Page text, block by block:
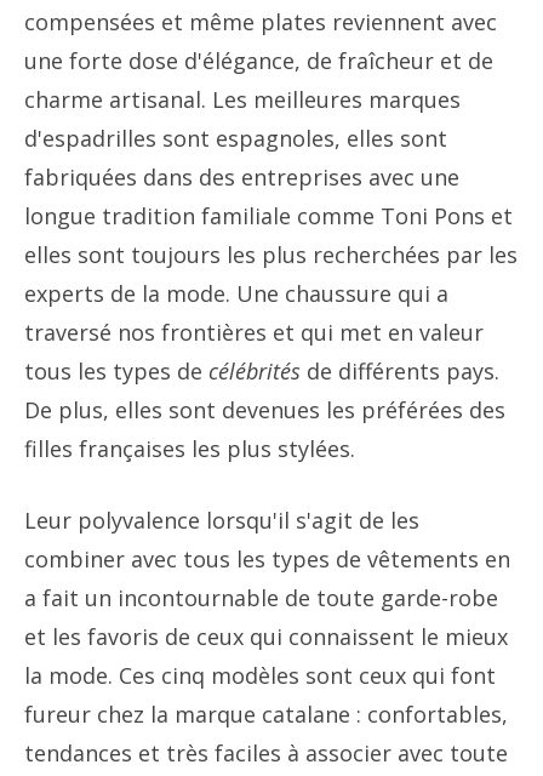
compensées et même plates reviennent avec
une forte dose d'élégance, de fraîcheur et de
charme artisanal. Les meilleures marques
d'espadrilles sont espagnoles, elles sont
fabriquées dans des entreprises avec une
longue tradition familiale comme Toni Pons et
elles sont toujours les plus recherchées par les
experts de la mode. Une chaussure qui a
traversé nos frontières et qui met en valeur
tous les types de célébrités de différents pays.
De plus, elles sont devenues les préférées des
filles françaises les plus stylées.
Leur polyvalence lorsqu'il s'agit de les
combiner avec tous les types de vêtements en
a fait un incontournable de toute garde-robe
et les favoris de ceux qui connaissent le mieux
la mode. Ces cinq modèles sont ceux qui font
fureur chez la marque catalane : confortables,
tendances et très faciles à associer avec toute